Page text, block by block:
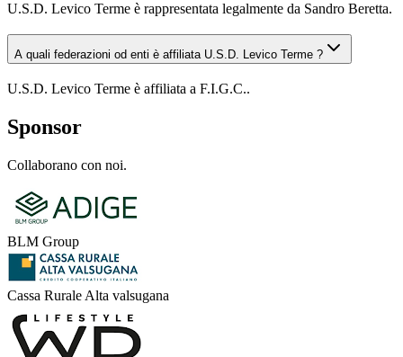
U.S.D. Levico Terme è rappresentata legalmente da Sandro Beretta.
A quali federazioni od enti è affiliata U.S.D. Levico Terme ?
U.S.D. Levico Terme è affiliata a F.I.G.C..
Sponsor
Collaborano con noi.
BLM Group
Cassa Rurale Alta valsugana